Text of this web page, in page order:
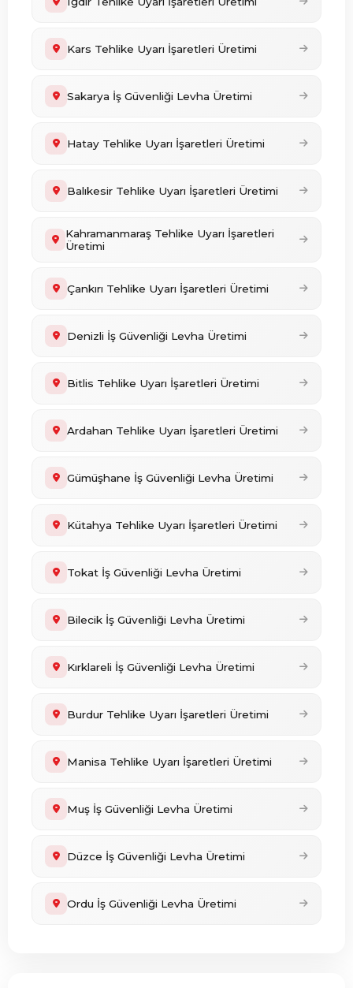
Kars Tehlike Uyarı İşaretleri Üretimi
Sakarya İş Güvenliği Levha Üretimi
Hatay Tehlike Uyarı İşaretleri Üretimi
Balıkesir Tehlike Uyarı İşaretleri Üretimi
Kahramanmaraş Tehlike Uyarı İşaretleri
Üretimi
Çankırı Tehlike Uyarı İşaretleri Üretimi
Denizli İş Güvenliği Levha Üretimi
Bitlis Tehlike Uyarı İşaretleri Üretimi
Ardahan Tehlike Uyarı İşaretleri Üretimi
Gümüşhane İş Güvenliği Levha Üretimi
Kütahya Tehlike Uyarı İşaretleri Üretimi
Tokat İş Güvenliği Levha Üretimi
Bilecik İş Güvenliği Levha Üretimi
Kırklareli İş Güvenliği Levha Üretimi
Burdur Tehlike Uyarı İşaretleri Üretimi
Manisa Tehlike Uyarı İşaretleri Üretimi
Muş İş Güvenliği Levha Üretimi
Düzce İş Güvenliği Levha Üretimi
Ordu İş Güvenliği Levha Üretimi